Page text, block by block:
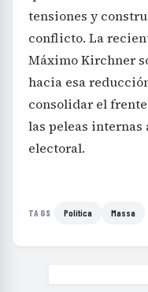
tensiones y
conflicto. La
Máximo Kirchner
hacia esa
consolidar el
las peleas internas
electoral.
TAGS Política Massa